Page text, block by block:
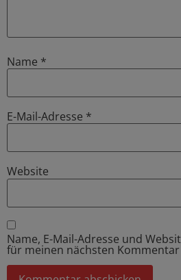
Name *
E-Mail-Adresse *
Website
Name, E-Mail-Adresse und
für meinen nächsten